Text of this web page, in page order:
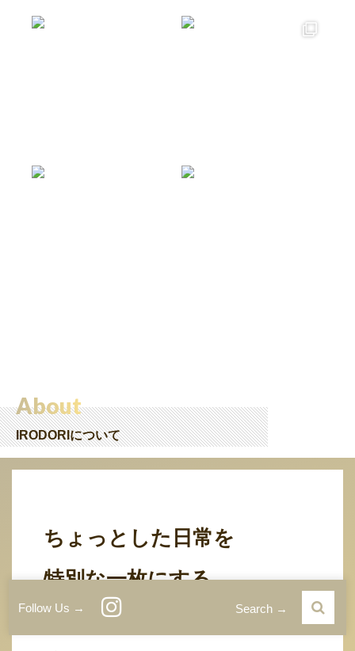
Follow Us → Search →
About
IRODORIについて
ちょっとした日常を
特別な一枚にする、
カメラと写真で生活を